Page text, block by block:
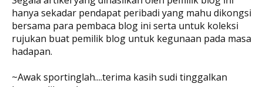
hanya sekadar pendapat peribadi yang mahu dikongsi
bersama para pembaca blog ini serta untuk koleksi
rujukan buat pemilik blog untuk kegunaan pada masa
hadapan.
~Awak sportinglah....terima kasih sudi tinggalkan